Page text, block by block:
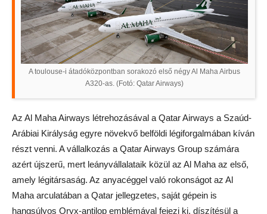
A toulouse-i átadóközpontban sorakozó első négy Al Maha Airbus
A320-as. (Fotó: Qatar Airways)
Az Al Maha Airways létrehozásával a Qatar Airways a Szaúd-
Arábiai Királyság egyre növekvő belföldi légiforgalmában kíván
részt venni. A vállalkozás a Qatar Airways Group számára
azért újszerű, mert leányvállalataik közül az Al Maha az első,
amely légitársaság. Az anyacéggel való rokonságot az Al
Maha arculatában a Qatar jellegzetes, saját gépein is
hangsúlyos Oryx-antilop emblémával fejezi ki, díszítésül a